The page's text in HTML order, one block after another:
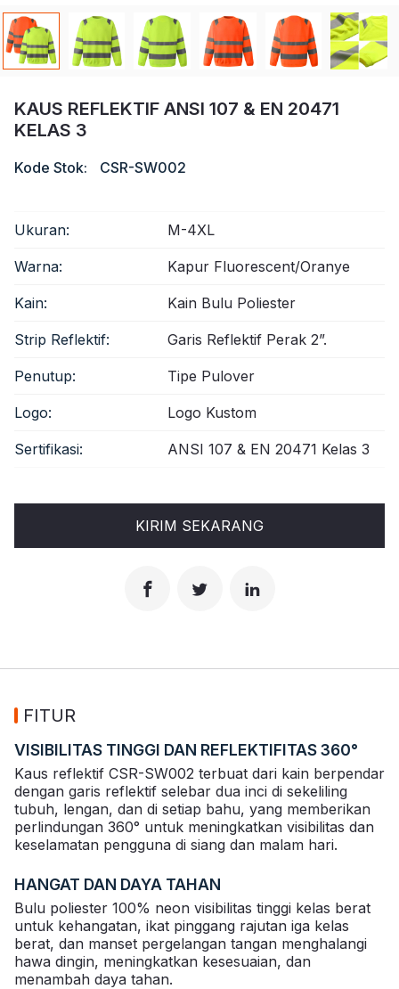
Video
KAUS REFLEKTIF ANSI 107 & EN 20471
KELAS 3
Kode Stok: CSR-SW002
Ukuran: M-4XL
Warna: Kapur Fluorescent/Oranye
Kain: Kain Bulu Poliester
Strip Reflektif: Garis Reflektif Perak 2”.
Penutup: Tipe Pulover
Logo: Logo Kustom
Sertifikasi: ANSI 107 & EN 20471 Kelas 3
KIRIM SEKARANG
FITUR
VISIBILITAS TINGGI DAN REFLEKTIFITAS 360°
Kaus reflektif CSR-SW002 terbuat dari kain berpendar
dengan garis reflektif selebar dua inci di sekeliling
tubuh, lengan, dan di setiap bahu, yang memberikan
perlindungan 360° untuk meningkatkan visibilitas dan
keselamatan pengguna di siang dan malam hari.
HANGAT DAN DAYA TAHAN
Bulu poliester 100% neon visibilitas tinggi kelas berat
untuk kehangatan, ikat pinggang rajutan iga kelas
berat, dan manset pergelangan tangan menghalangi
hawa dingin, meningkatkan kesesuaian, dan
menambah daya tahan.